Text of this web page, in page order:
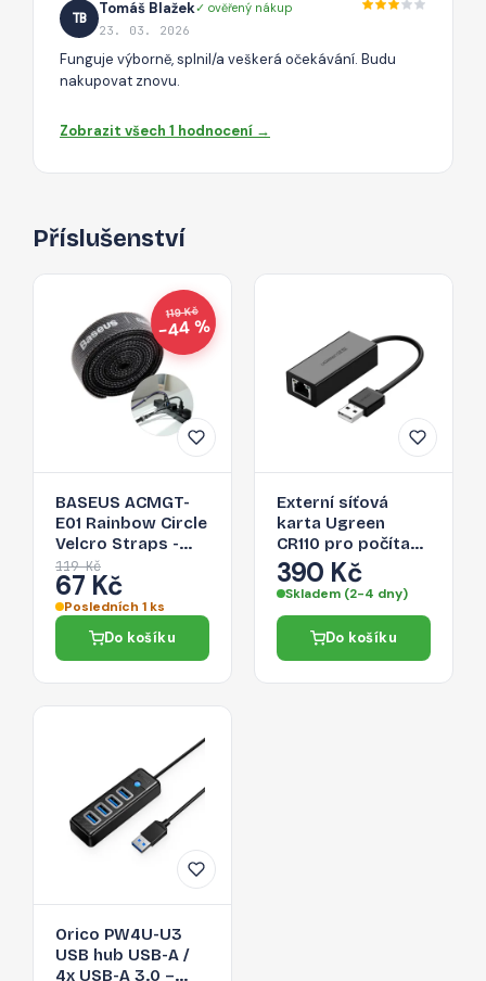
TB
Tomáš Blažek✓ ověřený nákup
23. 03. 2026
Funguje výborně, splnil/a veškerá očekávání. Budu
nakupovat znovu.
Zobrazit všech 1 hodnocení →
Příslušenství
119 Kč
−44 %
BASEUS ACMGT-
E01 Rainbow Circle
Velcro Straps -
páska na suchý zip
pro organizaci
kabelů, 1m, černá
119 Kč
67 Kč
Posledních 1 ks
Do košíku
Externí síťová
karta Ugreen
CR110 pro počítač
a chytrý telefon -
černá
390 Kč
Skladem (2-4 dny)
Do košíku
Orico PW4U-U3
USB hub USB-A /
4x USB-A 3.0 –